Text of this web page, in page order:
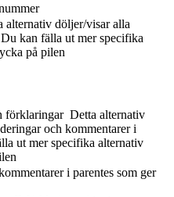
alternativ döljer/visar alla
kan fälla ut mer specifika
på pilen
förklaringar Detta alternativ
och kommentarer i
ut mer specifika alternativ
i parentes som ger